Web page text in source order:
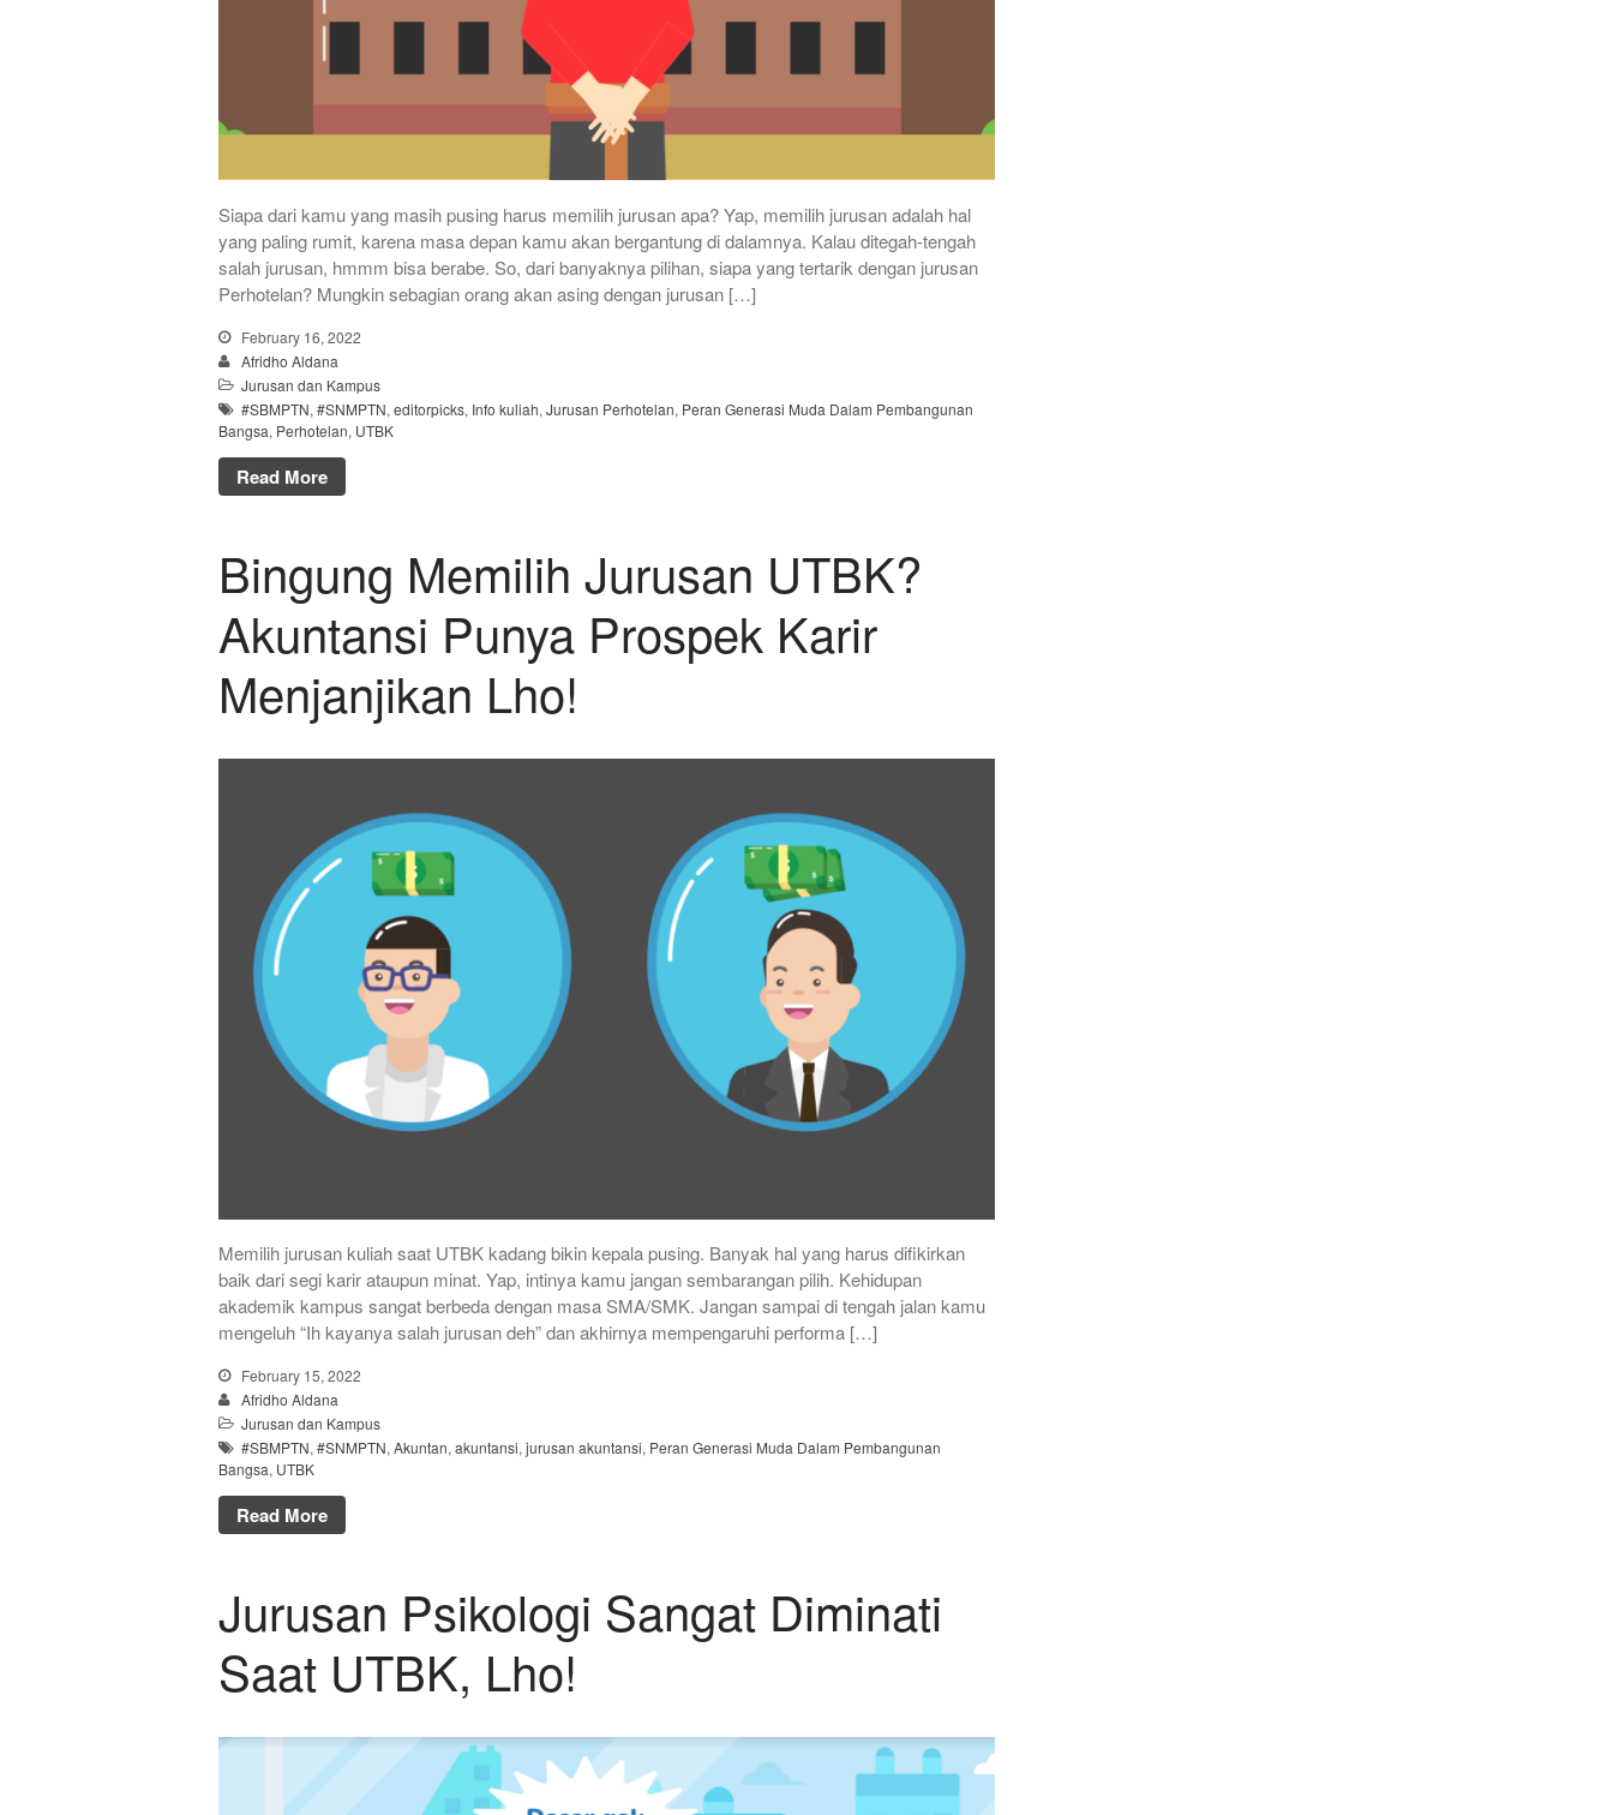
Siapa dari kamu yang masih pusing harus memilih jurusan apa? Yap, memilih jurusan adalah hal
yang paling rumit, karena masa depan kamu akan bergantung di dalamnya. Kalau ditegah-tengah
salah jurusan, hmmm bisa berabe. So, dari banyaknya pilihan, siapa yang tertarik dengan jurusan
Perhotelan? Mungkin sebagian orang akan asing dengan jurusan […]
February 16, 2022
Afridho Aldana
Jurusan dan Kampus
#SBMPTN, #SNMPTN, editorpicks, Info kuliah, Jurusan Perhotelan, Peran Generasi Muda Dalam Pembangunan
Bangsa, Perhotelan, UTBK
Read More
Bingung Memilih Jurusan UTBK?
Akuntansi Punya Prospek Karir
Menjanjikan Lho!
Memilih jurusan kuliah saat UTBK kadang bikin kepala pusing. Banyak hal yang harus difikirkan
baik dari segi karir ataupun minat. Yap, intinya kamu jangan sembarangan pilih. Kehidupan
akademik kampus sangat berbeda dengan masa SMA/SMK. Jangan sampai di tengah jalan kamu
mengeluh “Ih kayanya salah jurusan deh” dan akhirnya mempengaruhi performa […]
February 15, 2022
Afridho Aldana
Jurusan dan Kampus
#SBMPTN,#SNMPTN,Akuntan,akuntansi,jurusan akuntansi, Peran Generasi Muda Dalam Pembangunan
Bangsa, UTBK
Read More
Jurusan Psikologi Sangat Diminati
Saat UTBK, Lho!